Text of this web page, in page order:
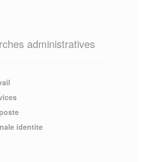
administratives
identite